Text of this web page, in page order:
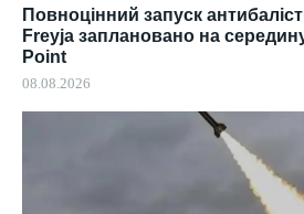
Повноцінний запуск
Freyja заплановано на
Point
08.08.2026